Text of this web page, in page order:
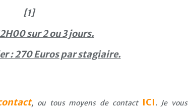
[1]
sur 2 ou 3 jours.
: 270 Euros par stagiaire.
, ou tous moyens de contact ICI. Je vous